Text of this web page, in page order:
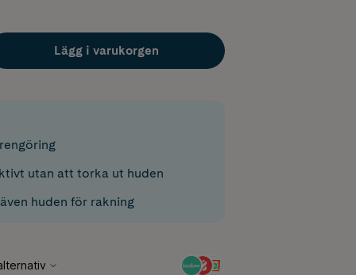
Lägg i varukorgen
utan att torka ut huden
huden för rakning